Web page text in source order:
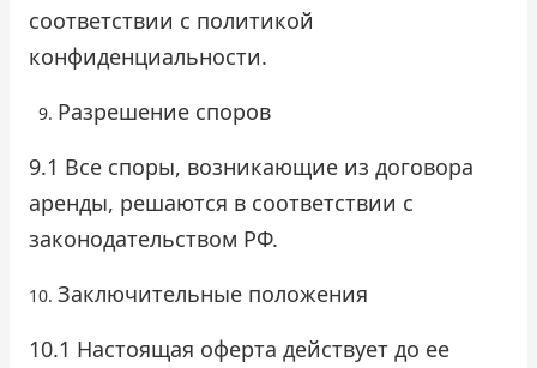
соответствии с политикой
конфиденциальности.
Разрешение споров
9.1 Все споры, возникающие из договора
аренды, решаются в соответствии с
законодательством РФ.
Заключительные положения
10.1 Настоящая оферта действует до ее